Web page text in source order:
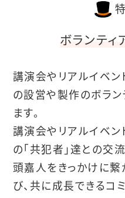
ボランティ
講演会やリアルイベン
の設営や製作のボラン
ます。
講演会やリアルイベ
の「共犯者」達との交
頭嘉人をきっかけに
び、共に成長できるコ